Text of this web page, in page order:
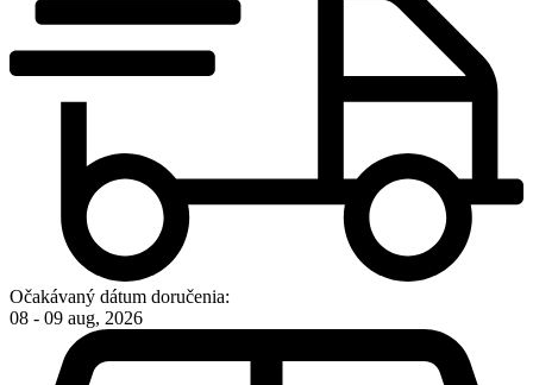
Očakávaný dátum doručenia:
08 - 09 aug, 2026